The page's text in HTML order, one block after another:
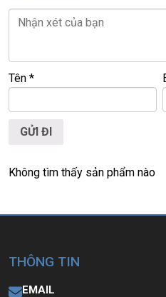
LAPTOP TRIỀU PHÁT – UY
Website:https://
ĐC: 60/26 Đồng Đen, p.14, Tân
Tên *
Không tìm thấy sản phẩm nào
THÔNG TIN
EMAIL